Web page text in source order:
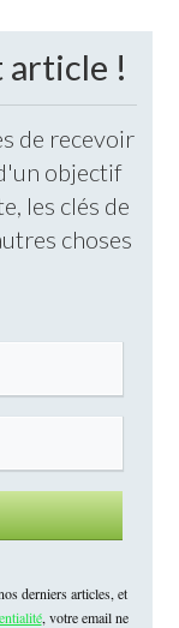
article !
de recevoir
objectif
les clés de
choses
derniers articles, et
, votre email ne